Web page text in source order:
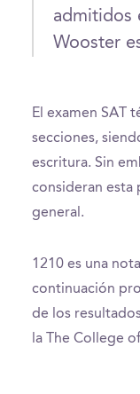
admitidos
Wooster
El examen SAT
secciones,
escritura. Sin
consideran esta
general.
1210 es una
continuación
de los
la The College